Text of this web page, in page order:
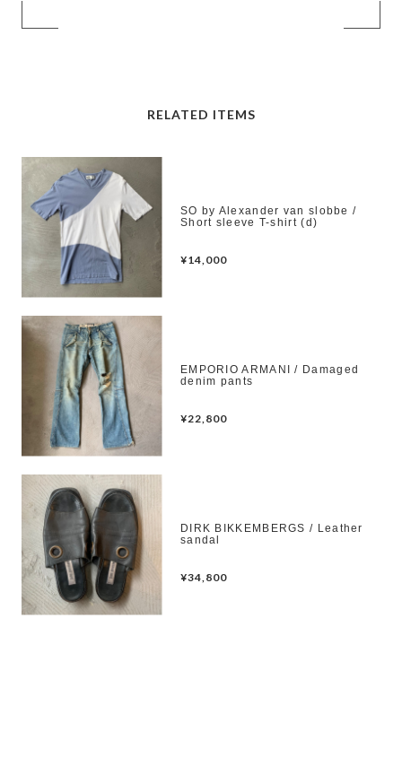
RELATED ITEMS
SO by Alexander van slobbe /
Short sleeve T-shirt (d)
¥14,000
EMPORIO ARMANI / Damaged
denim pants
¥22,800
DIRK BIKKEMBERGS / Leather
sandal
¥34,800